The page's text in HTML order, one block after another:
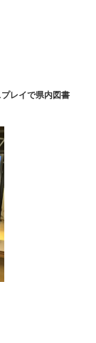
レイで県内図書